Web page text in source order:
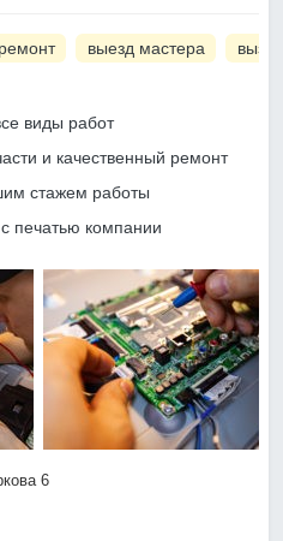
выезд мастера
виды работ
и качественный ремонт
стажем работы
печатью компании
6